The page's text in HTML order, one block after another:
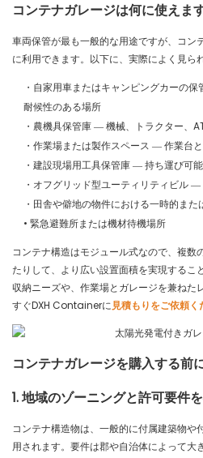
コンテナガレージは何に使えま
車両保管が最も一般的な用途ですが、コン
に利用できます。以下に、実際によく見ら
・自家用車またはキャンピングカーの
耐候性のある場所
・農機具保管庫 ― 機械、トラクター、
・作業場または製作スペース ― 作業台
・建設現場用工具保管庫 ― 持ち運び可
・オフグリッド型ユーティリティビル
・田舎や僻地の物件における一時的また
• 緊急避難所または機材待機場所
コンテナ構造はモジュール式なので、複数
たりして、より広い設置面積を実現するこ
収納ニーズや、作業場とガレージを兼ねた
すぐDXH Containerに見積もりをご依頼く
コンテナガレージを購入する前
1. 地域のゾーニングと許可要件
コンテナ構造物は、一般的に付属建築物や
用されます。要件は郡や自治体によって大